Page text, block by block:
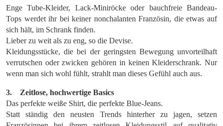
Enge Tube-Kleider, Lack-Miniröcke oder bauchfreie Bandeau-
Tops werdet ihr bei keiner nonchalanten Französin, die etwas auf
sich hält, im Schrank finden.
Lieber zu weit als zu eng, so die Devise.
Kleidungsstücke, die bei der geringsten Bewegung unvorteilhaft
verrutschen oder zwicken gehören in keinen Kleiderschrank. Nur
wenn man sich wohl fühlt, strahlt man dieses Gefühl auch aus.
3. Zeitlose, hochwertige Basics
Das perfekte weiße Shirt, die perfekte Blue-Jeans.
Statt ständig den neusten Trends hinterher zu jagen, setzen